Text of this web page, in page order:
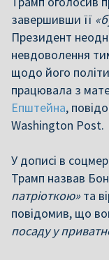
завершивши її
Президент
невдоволення
щодо його
працювала з
Епштейна,
Washington Post.
У дописі в
Трамп назвав
патріоткою» та
повідомив, що
посаду у